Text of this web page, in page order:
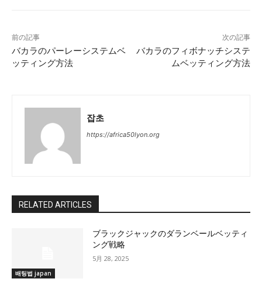
前の記事
バカラのパーレーシステムベ
ッティング方法
次の記事
バカラのフィボナッチシステ
ムベッティング方法
잡초
https://africa50lyon.org
RELATED ARTICLES
배팅법 japan
ブラックジャックのダランベールベッティ
ング戦略
5月 28, 2025